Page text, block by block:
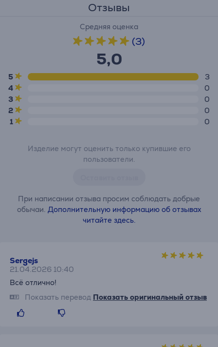
Отзывы
Средняя оценка
(3)
5,0
5
3
4
0
3
0
2
0
1
0
Изделие могут оценить только купившие его
пользователи.
При написании отзыва просим соблюдать добрые
обычаи. Дополнительную информацию об отзывах
читайте здесь.
Sergejs
21.04.2026 10:40
Всё отлично!
Показать перевод Показать оригинальный отзыв